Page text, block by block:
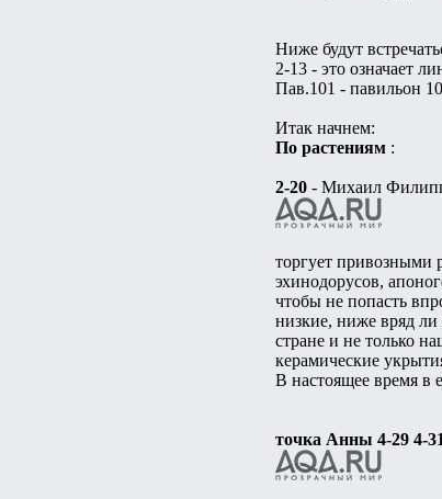
Ниже будут
2-13 - это означает
Пав.101 - павильон
Итак начнем:
По растениям :
2-20 - Михаил
торгует привозными
эхинодорусов,
чтобы не попасть
низкие, ниже вряд ли
стране и не только
керамические
В настоящее время в
точка Анны 4-29 4-31